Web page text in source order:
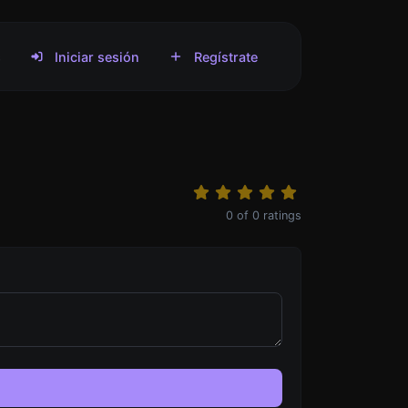
Iniciar sesión Regístrate
0 of 0 ratings